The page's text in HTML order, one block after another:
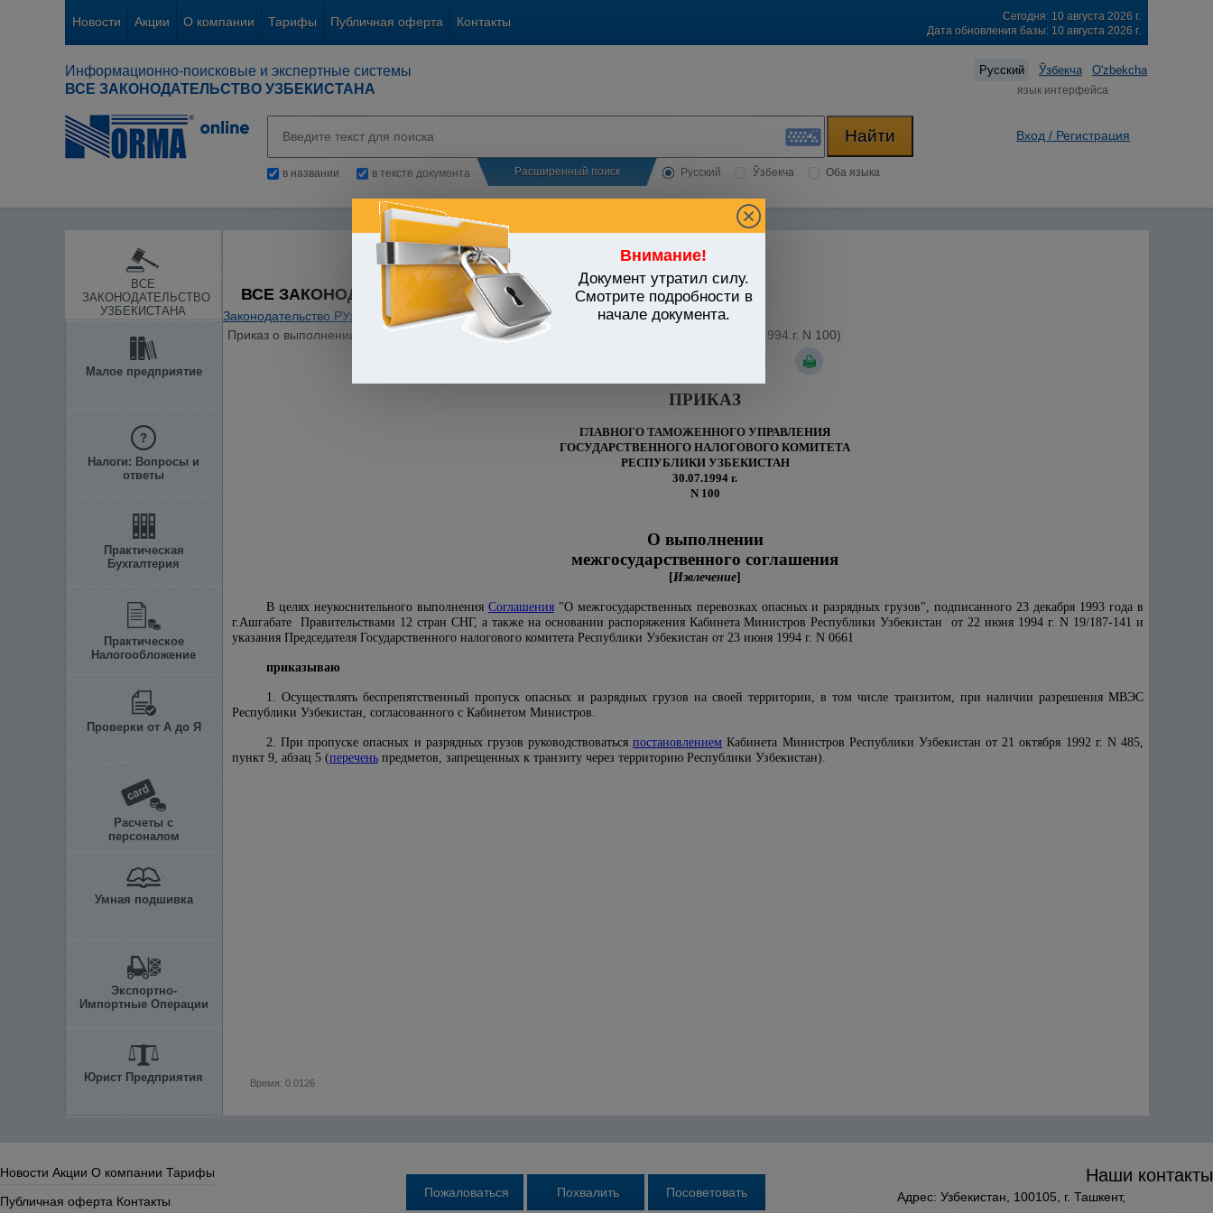
Новости Акции О компании Тарифы Публичная оферта Контакты
Сегодня: 10 августа 2026 г.
Дата обновления базы: 10 августа 2026 г.
Информационно-поисковые и экспертные системы
ВСЕ ЗАКОНОДАТЕЛЬСТВО УЗБЕКИСТАНА
Русский Ўзбекча O'zbekcha
язык интерфейса
в названии в тексте документа Расширенный поиск Русский Ўзбекча Оба языка
Вход / Регистрация
ВСЕ
ЗАКОНОДАТЕЛЬСТВО
УЗБЕКИСТАНА
Малое предприятие
Налоги: Вопросы и
ответы
Практическая
Бухгалтерия
Практическое
Налогообложение
Проверки от А до Я
Расчеты с
персоналом
Умная подшивка
Экспортно-
Импортные Операции
Юрист Предприятия
Внимание!
Документ утратил силу.
Смотрите подробности в
начале документа.
ВСЕ ЗАКОНОДАТЕЛЬСТВО УЗБЕКИСТАНА
Законодательство РУз Международные отношения / Утратившие силу документы /
Приказ о выполнении межгосударственного соглашения (извлечение) (ГТУ ГНК от 30.07.1994.г. N 100)
ПРИКАЗ
ГЛАВНОГО ТАМОЖЕННОГО УПРАВЛЕНИЯ
ГОСУДАРСТВЕННОГО НАЛОГОВОГО КОМИТЕТА
РЕСПУБЛИКИ УЗБЕКИСТАН
30.07.1994 г.
N 100
О выполнении
межгосударственного соглашения
[Извлечение]
В целях неукоснительного выполнения Соглашения"О межгосударственных перевозках опасных и разрядных грузов", подписанного 23 декабря 1993 года в
г.Ашгабате Правительствами 12 стран СНГ, а также на основании распоряжения Кабинета Министров Республики Узбекистан от 22 июня 1994 г. N 19/187-141 и
указания Председателя Государственного налогового комитета Республики Узбекистан от 23 июня 1994 г. N 0661
приказываю
1. Осуществлять беспрепятственный пропуск опасных и разрядных грузов на своей территории, в том числе транзитом, при наличии разрешения МВЭС
Республики Узбекистан, согласованного с Кабинетом Министров.
2. При пропуске опасных и разрядных грузов руководствоватьсяпостановлением Кабинета Министров Республики Узбекистан от 21 октября 1992 г. N 485,
пункт 9, абзац 5 (перечень предметов, запрещенных к транзиту через территорию Республики Узбекистан).
Время: 0.0126
Новости Акции О компании Тарифы
Публичная оферта Контакты
Наши контакты
Адрес: Узбекистан, 100105, г. Ташкент,